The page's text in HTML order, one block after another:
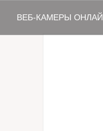
ВЕБ-КАМЕРЫ